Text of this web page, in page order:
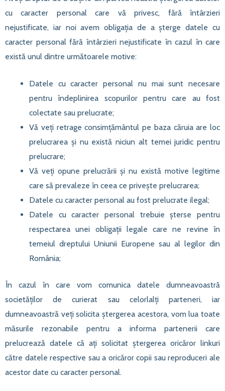
cu caracter personal care vă privesc, fără întârzieri
nejustificate, iar noi avem obligația de a șterge datele cu
caracter personal fără întârzieri nejustificate în cazul în care
există unul dintre următoarele motive:
Datele cu caracter personal nu mai sunt necesare
pentru îndeplinirea scopurilor pentru care au fost
colectate sau prelucrate;
Vă veți retrage consimțământul pe baza căruia are loc
prelucrarea și nu există niciun alt temei juridic pentru
prelucrare;
Vă veți opune prelucrării și nu există motive legitime
care să prevaleze în ceea ce privește prelucrarea;
Datele cu caracter personal au fost prelucrate ilegal;
Datele cu caracter personal trebuie șterse pentru
respectarea unei obligații legale care ne revine în
temeiul dreptului Uniunii Europene sau al legilor din
România;
În cazul în care vom comunica datele dumneavoastră
societăților de curierat sau celorlalți parteneri, iar
dumneavoastră veți solicita ștergerea acestora, vom lua toate
măsurile rezonabile pentru a informa partenerii care
prelucrează datele că ați solicitat ștergerea oricăror linkuri
către datele respective sau a oricăror copii sau reproduceri ale
acestor date cu caracter personal.